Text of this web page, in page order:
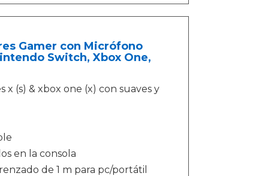
Gamer con Micrófono
Switch, Xbox One,
x (s) & xbox one (x) con suaves y
en la consola
de 1 m para pc/portátil